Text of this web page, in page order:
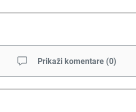
Prikaži komentare (0)